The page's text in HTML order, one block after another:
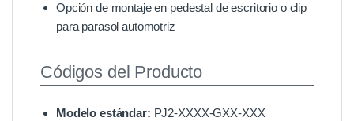
Opción de montaje en pedestal de escritorio o clip
para parasol automotriz
Códigos del Producto
Modelo estándar: PJ2-XXXX-GXX-XXX